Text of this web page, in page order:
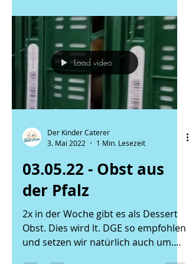
Load video
Der Kinder Caterer
3. Mai 2022
1 Min. Lesezeit
03.05.22 - Obst aus
der Pfalz
2x in der Woche gibt es als Dessert
Obst. Dies wird lt. DGE so empfohlen
und setzen wir natürlich auch um.